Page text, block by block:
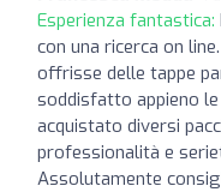
Esperienza fantastica:
con una ricerca on
offrisse delle tappe
soddisfatto appieno
acquistato diversi
professionalità e
Assolutamente